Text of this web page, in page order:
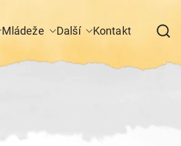
Mládeže Další Kontakt